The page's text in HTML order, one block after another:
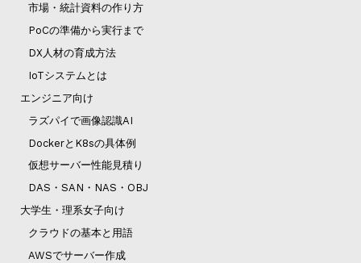
市場・統計資料の作り方
PoCの準備から実行まで
DX人材の育成方法
IoTシステムとは
エンジニア向け
ラズパイで画像認識AI
DockerとK8sの具体例
仮想サーバー性能見積り
DAS・SAN・NAS・OBJ
大学生・理系女子向け
クラウドの基本と用語
AWSでサーバー作成